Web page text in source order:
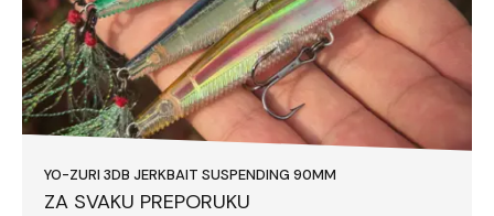
YO-ZURI 3DB JERKBAIT SUSPENDING 90MM
ZA SVAKU PREPORUKU